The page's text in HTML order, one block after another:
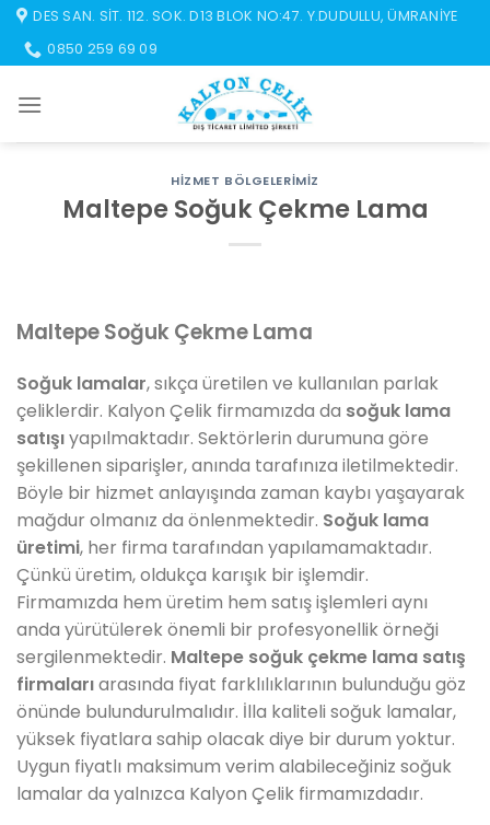
İçeriğe
atla
DES SAN. SIT. 112. SOK. D13 BLOK NO:47. Y.DUDULLU, ÜMRANIYE
0850 259 69 09
HIZMET BÖLGELERIMIZ
Maltepe Soğuk Çekme Lama
Maltepe Soğuk Çekme Lama
Soğuk lamalar, sıkça üretilen ve kullanılan parlak
çeliklerdir. Kalyon Çelik firmamızda da soğuk lama
satışıyapılmaktadır. Sektörlerin durumuna göre
şekillenen siparişler, anında tarafınıza iletilmektedir.
Böyle bir hizmet anlayışında zaman kaybı yaşayarak
mağdur olmanız da önlenmektedir. Soğuk lama
üretimi, her firma tarafından yapılamamaktadır.
Çünkü üretim, oldukça karışık bir işlemdir.
Firmamızda hem üretim hem satış işlemleri aynı
anda yürütülerek önemli bir profesyonellik örneği
sergilenmektedir. Maltepe soğuk çekme lama satış
firmalarıarasında fiyat farklılıklarının bulunduğu göz
önünde bulundurulmalıdır. İlla kaliteli soğuk lamalar,
yüksek fiyatlara sahip olacak diye bir durum yoktur.
Uygun fiyatlı maksimum verim alabileceğiniz soğuk
lamalar da yalnızca Kalyon Çelik firmamızdadır.